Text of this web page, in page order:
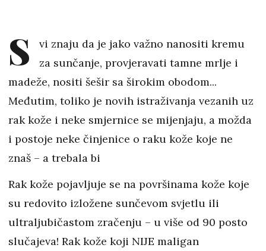
S
vi znaju da je jako važno nanositi kremu
za sunčanje, provjeravati tamne mrlje i
madeže, nositi šešir sa širokim obodom...
Međutim, toliko je novih istraživanja vezanih uz
rak kože i neke smjernice se mijenjaju, a možda
i postoje neke činjenice o raku kože koje ne
znaš – a trebala bi
Rak kože pojavljuje se na površinama kože koje
su redovito izložene sunčevom svjetlu ili
ultraljubičastom zračenju – u više od 90 posto
slučajeva! Rak kože koji NIJE maligan